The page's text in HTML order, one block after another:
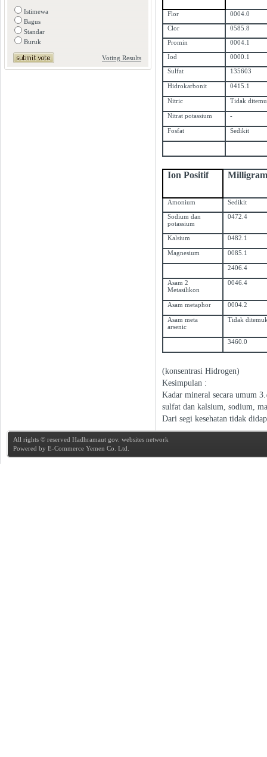
Istimewa
Bagus
Standar
Buruk
Voting Results
Flor
0004.0
Clor
0585.8
Promin
0004.1
Iod
0000.1
Sulfat
135603
Hidrokarbonit 0415.1
Nitric Tidak
Nitrat potassium -
Fosfat Sedikit
Ion Positif
Amonium
Sedikit
Sodium dan
potassium
0472.4
Kalsium 0482.1
Magnesium 0085.1
2406.4
Asam 2
Metasilikon
0046.4
Asam metaphor 0004.2
Asam meta
arsenic
Tidak
3460.0
(konsentrasi Hidrogen)
Kesimpulan :
Kadar mineral secara umum
sulfat dan kalsium, sodium,
Dari segi kesehatan tidak
All rights © reserved Hadhramaut gov. websites network
Powered by E-Commerce Yemen Co. Ltd.